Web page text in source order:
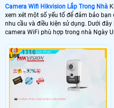
Camera Wifi Hikvision Lắp Trong Nhà
xem xét một số yếu tố để đảm bảo
nhu cầu và điều kiện sử dụng. Dưới
camera WiFi phù hợp trong nhà Ngày
1116